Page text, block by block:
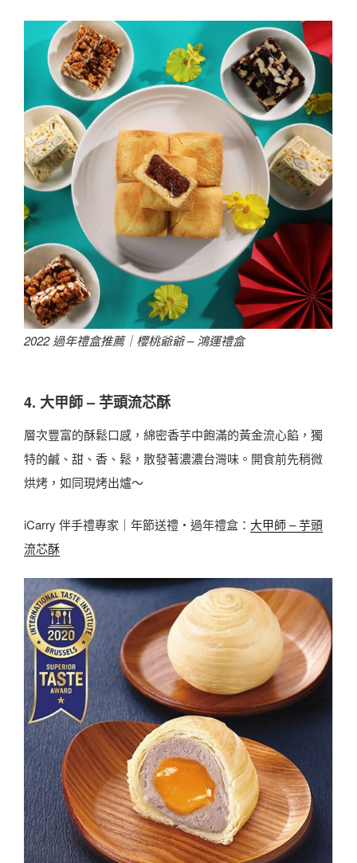
2022 過年禮盒推薦｜櫻桃爺爺 – 鴻運禮盒
4. 大甲師 – 芋頭流芯酥
層次豐富的酥鬆口感，綿密香芋中飽滿的黃金流心餡，獨
特的鹹、甜、香、鬆，散發著濃濃台灣味。開食前先稍微
烘烤，如同現烤出爐～
iCarry 伴手禮專家｜年節送禮・過年禮盒： 大甲師 – 芋頭
流芯酥